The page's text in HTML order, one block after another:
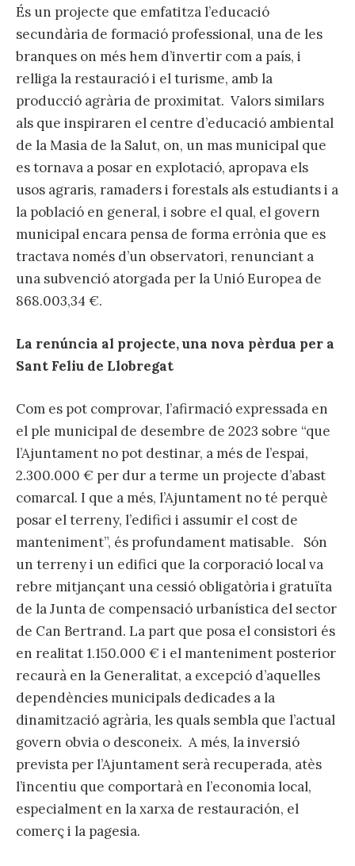
És un projecte que emfatitza l’educació
secundària de formació professional, una de les
branques on més hem d’invertir com a país, i
relliga la restauració i el turisme, amb la
producció agrària de proximitat. Valors similars
als que inspiraren el centre d’educació ambiental
de la Masia de la Salut, on, un mas municipal que
es tornava a posar en explotació, apropava els
usos agraris, ramaders i forestals als estudiants i a
la població en general, i sobre el qual, el govern
municipal encara pensa de forma errònia que es
tractava només d’un observatori, renunciant a
una subvenció atorgada per la Unió Europea de
868.003,34 €.
La renúncia al projecte, una nova pèrdua per a
Sant Feliu de Llobregat
Com es pot comprovar, l’afirmació expressada en
el ple municipal de desembre de 2023 sobre “que
l’Ajuntament no pot destinar, a més de l’espai,
2.300.000 € per dur a terme un projecte d’abast
comarcal. I que a més, l’Ajuntament no té perquè
posar el terreny, l’edifici i assumir el cost de
manteniment”, és profundament matisable. Són
un terreny i un edifici que la corporació local va
rebre mitjançant una cessió obligatòria i gratuïta
de la Junta de compensació urbanística del sector
de Can Bertrand. La part que posa el consistori és
en realitat 1.150.000 € i el manteniment posterior
recaurà en la Generalitat, a excepció d’aquelles
dependències municipals dedicades a la
dinamització agrària, les quals sembla que l’actual
govern obvia o desconeix. A més, la inversió
prevista per l’Ajuntament serà recuperada, atès
l’incentiu que comportarà en l’economia local,
especialment en la xarxa de restauración, el
comerç i la pagesia.